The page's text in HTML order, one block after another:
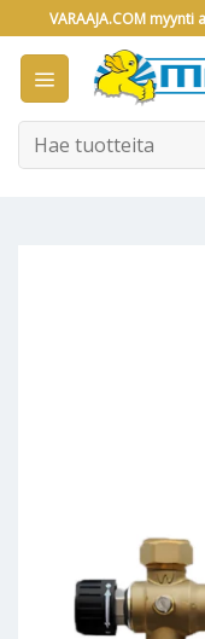
to
content
VARAAJA.COM myynti
Etsi: